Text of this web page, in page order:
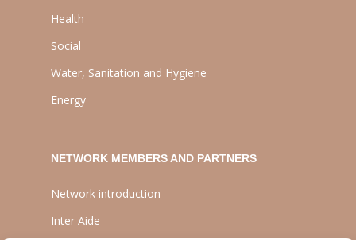
Health
Social
Water, Sanitation and Hygiene
Energy
NETWORK MEMBERS AND PARTNERS
Network introduction
Inter Aide